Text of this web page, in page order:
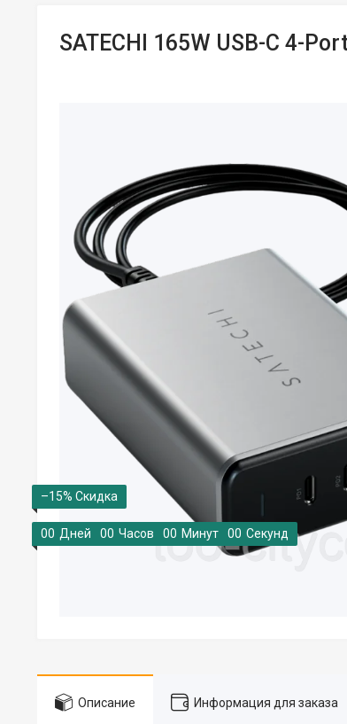
SATECHI 165W USB-C 4-
–15%
00 Дней 00 Часов 00 Минут 00 Секунд
Описание Информация для заказа